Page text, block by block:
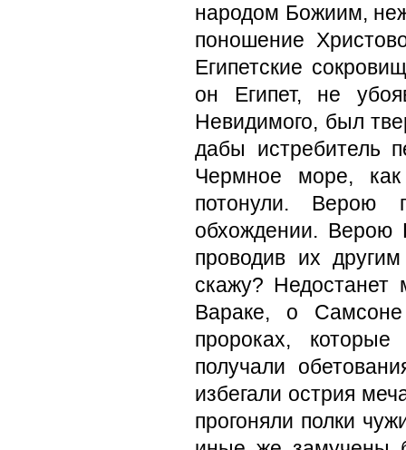
наро­дом Божиим,
поношение
Египетские
он Египет, не
Невидимого, был
дабы истребитель
Чермное море,
потонули. Верою
обхождении. Верою
проводив их
скажу? Недостанет
Вараке, о
пророках,
получали
избегали острия
прогоняли полки